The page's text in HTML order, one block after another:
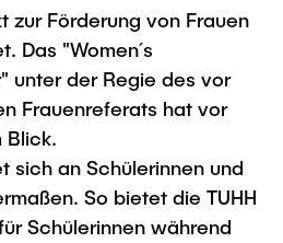
@ TUHH
Research
to Face Climate
Computer Science and
zur Förderung von Frauen
Das "Women´s
unter der Regie des vor
Frauenreferats hat vor
Blick.
sich an Schülerinnen und
So bietet die TUHH
Schülerinnen während